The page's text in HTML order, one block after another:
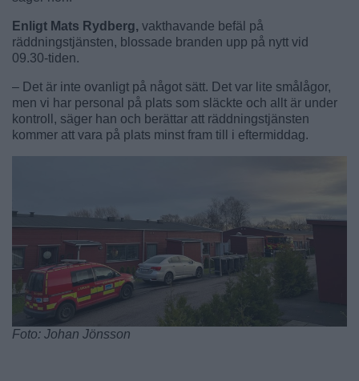
Enligt Mats Rydberg, vakthavande befäl på
räddningstjänsten, blossade branden upp på nytt vid
09.30-tiden.
– Det är inte ovanligt på något sätt. Det var lite smålågor,
men vi har personal på plats som släckte och allt är under
kontroll, säger han och berättar att räddningstjänsten
kommer att vara på plats minst fram till i eftermiddag.
Foto: Johan Jönsson